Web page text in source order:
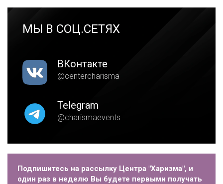
МЫ В СОЦ.СЕТЯХ
ВКонтакте
@centercharisma
Telegram
@charismaevents
Подпишитесь на рассылку Центра "Харизма", и
один раз в неделю Вы будете первыми получать